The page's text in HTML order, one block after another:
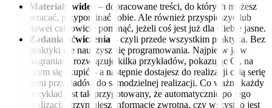
Materiały wideo – dopracowane treści, do których możesz
wracać, przypominać sobie. Ale również przyspieszyć lub
nawet całkowicie pominąć, jeżeli coś jest już dla Ciebie jasne.
Zadania i ćwiczenia – czyli przede wszystkim praktyka. Bez
praktyki nie nauczysz się programowania. Najpierw ja w
nagraniach rozwiązuję kilka przykładów, pokazując Ci, na
czym się skupić – a następnie dostajesz do realizacji całą serię
mini przykładów do samodzielnej realizacji. Co ważne każdy
przykład jest tak przygotowany, że automatycznie po jego
realizacji otrzymujesz informację zwrotną, czy wszystko jest